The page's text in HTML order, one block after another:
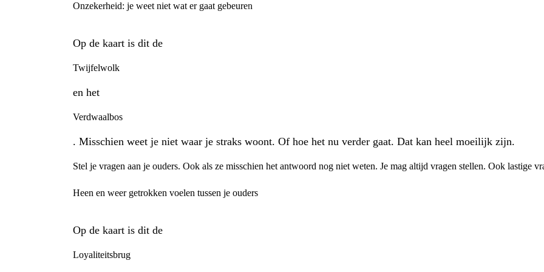
Onzekerheid: je weet niet wat er gaat gebeuren
Op de kaart is dit de
Twijfelwolk
en het
Verdwaalbos
. Misschien weet je niet waar je straks woont. Of hoe het nu verder gaat. Dat kan heel moeilijk zijn.
Stel je vragen aan je ouders. Ook als ze misschien het antwoord nog niet weten. Je mag altijd vragen stellen. Ook lastige
Heen en weer getrokken voelen tussen je ouders
Op de kaart is dit de
Loyaliteitsbrug